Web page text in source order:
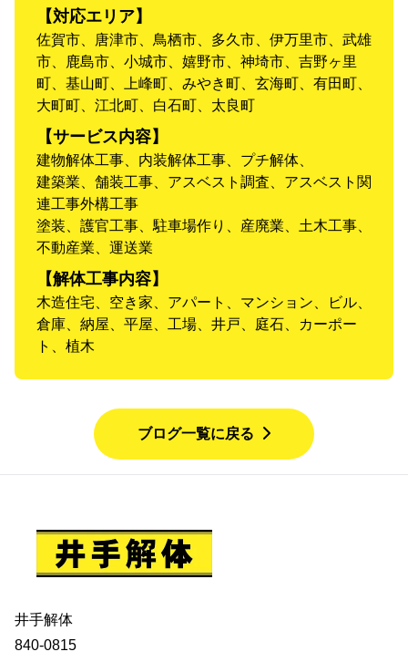
【対応エリア】
佐賀市、唐津市、鳥栖市、多久市、伊万里市、武雄
市、鹿島市、小城市、嬉野市、神埼市、吉野ヶ里
町、基山町、上峰町、みやき町、玄海町、有田町、
大町町、江北町、白石町、太良町
【サービス内容】
建物解体工事、内装解体工事、プチ解体、
建築業、舗装工事、アスベスト調査、アスベスト関
連工事外構工事
塗装、護官工事、駐車場作り、産廃業、土木工事、
不動産業、運送業
【解体工事内容】
木造住宅、空き家、アパート、マンション、ビル、
倉庫、納屋、平屋、工場、井戸、庭石、カーポー
ト、植木
ブログ一覧に戻る
井手解体
840-0815